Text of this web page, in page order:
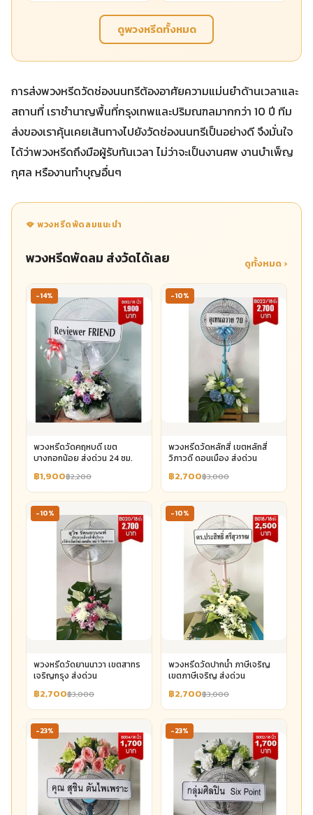
ดูพวงหรีดทั้งหมด
การส่งพวงหรีดวัดช่องนนทรีต้องอาศัยความแม่นยำด้านเวลาและ
สถานที่ เราชำนาญพื้นที่กรุงเทพและปริมณฑลมากกว่า 10 ปี ทีม
ส่งของเราคุ้นเคยเส้นทางไปยังวัดช่องนนทรีเป็นอย่างดี จึงมั่นใจ
ได้ว่าพวงหรีดถึงมือผู้รับทันเวลา ไม่ว่าจะเป็นงานศพ งานบำเพ็ญ
กุศล หรืองานทำบุญอื่นๆ
🪭 พวงหรีดพัดลมแนะนำ
พวงหรีดพัดลม ส่งวัดได้เลย ดูทั้งหมด ›
-14%
พวงหรีดวัดคฤหบดี เขต
บางกอกน้อย ส่งด่วน 24 ชม.
฿1,900฿2,200
-10%
พวงหรีดวัดหลักสี่ เขตหลักสี่
วิภาวดี ดอนเมือง ส่งด่วน
฿2,700฿3,000
-10%
พวงหรีดวัดยานนาวา เขตสาทร
เจริญกรุง ส่งด่วน
฿2,700฿3,000
-10%
พวงหรีดวัดปากน้ำ ภาษีเจริญ
เขตภาษีเจริญ ส่งด่วน
฿2,700฿3,000
-23% -23%